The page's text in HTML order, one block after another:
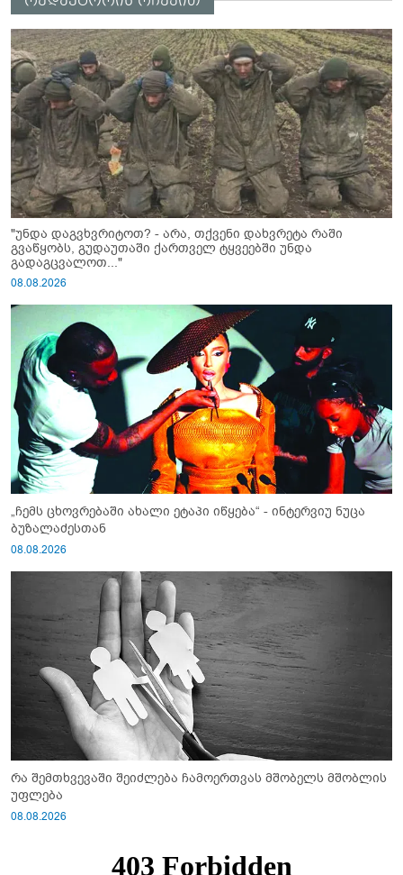
"უნდა დაგვხვრიტოთ? - არა, თქვენი დახვრეტა რაში
გვაწყობს, გუდაუთაში ქართველ ტყვეებში უნდა
გადაგცვალოთ..."
08.08.2026
„ჩემს ცხოვრებაში ახალი ეტაპი იწყება“ - ინტერვიუ ნუცა
ბუზალაძესთან
08.08.2026
რა შემთხვევაში შეიძლება ჩამოერთვას მშობელს მშობლის
უფლება
08.08.2026